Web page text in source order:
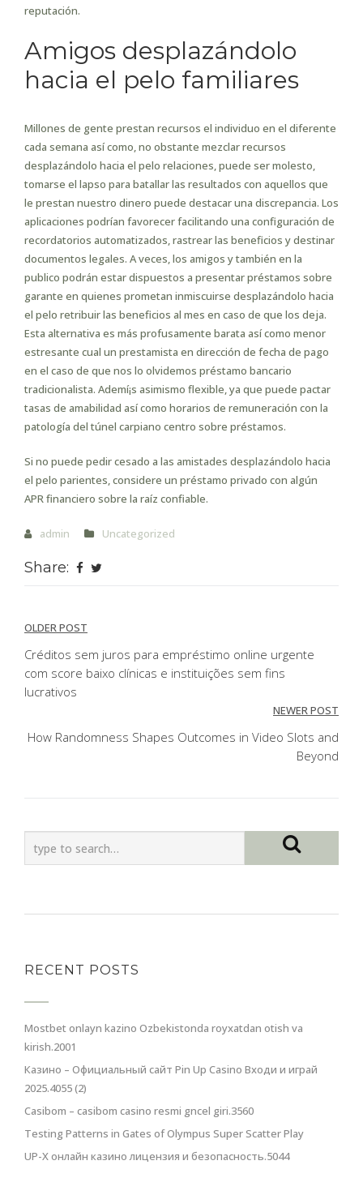
reputación.
Amigos desplazándolo
hacia el pelo familiares
Millones de gente prestan recursos el individuo en el diferente
cada semana así­ como, no obstante mezclar recursos
desplazándolo hacia el pelo relaciones, puede ser molesto,
tomarse el lapso para batallar las resultados con aquellos que
le prestan nuestro dinero puede destacar una discrepancia. Los
aplicaciones podrían favorecer facilitando una configuración de
recordatorios automatizados, rastrear las beneficios y destinar
documentos legales. A veces, los amigos y también en la
publico podrán estar dispuestos a presentar préstamos sobre
garante en quienes prometan inmiscuirse desplazándolo hacia
el pelo retribuir las beneficios al mes en caso de que los deja.
Esta alternativa es más profusamente barata así­ como menor
estresante cual un prestamista en dirección de fecha de pago
en el caso de que nos lo olvidemos préstamo bancario
tradicionalista. Ademí¡s asimismo flexible, ya que puede pactar
tasas de amabilidad así­ como horarios de remuneración con la
patologí­a del túnel carpiano centro sobre préstamos.
Si no puede pedir cesado a las amistades desplazándolo hacia
el pelo parientes, considere un préstamo privado con algún
APR financiero sobre la raíz confiable.
admin Uncategorized
Share:
Post
navigation
OLDER POST
Créditos sem juros para empréstimo online urgente
com score baixo clínicas e instituições sem fins
lucrativos
NEWER POST
How Randomness Shapes Outcomes in Video Slots and
Beyond
RECENT POSTS
Mostbet onlayn kazino Ozbekistonda royxatdan otish va
kirish.2001
Казино – Официальный сайт Pin Up Casino Входи и играй
2025.4055 (2)
Casibom – casibom casino resmi gncel giri.3560
Testing Patterns in Gates of Olympus Super Scatter Play
UP-X онлайн казино лицензия и безопасность.5044